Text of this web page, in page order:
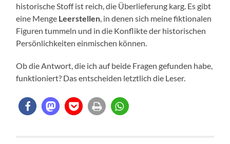
historische Stoff ist reich, die Überlieferung karg. Es gibt
eine Menge Leerstellen , in denen sich meine fiktionalen
Figuren tummeln und in die Konflikte der historischen
Persönlichkeiten einmischen können.
Ob die Antwort, die ich auf beide Fragen gefunden habe,
funktioniert? Das entscheiden letztlich die Leser.